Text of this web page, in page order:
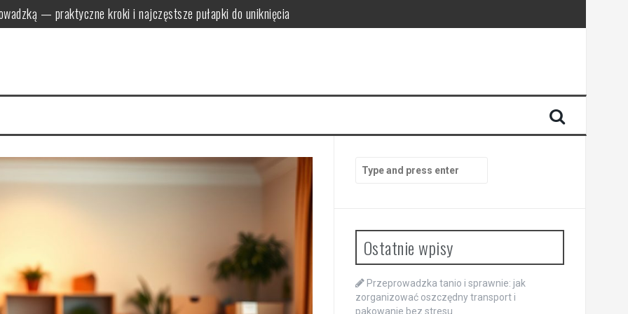
— praktyczne kroki i najczęstsze pułapki do uniknięcia
praktyczne metody i najczęstsze błędy sprzątania
na świeżość i przytulną atmosferę
domowe sposoby i bezpieczne narzędzia do udrożniania
Search
for:
Ostatnie wpisy
Przeprowadzka tanio i sprawnie: jak
zorganizować oszczędny transport i
pakowanie bez stresu